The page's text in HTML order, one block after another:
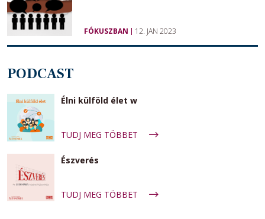
FÓKUSZBAN 12. JAN 2023
PODCAST
Élni külföld élet w
TUDJ MEG TÖBBET
Észverés
TUDJ MEG TÖBBET